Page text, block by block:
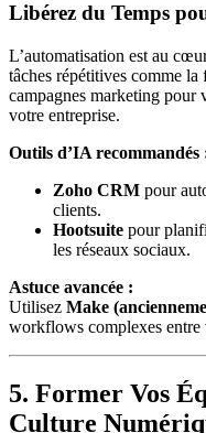
Libérez du Temps
L’automatisation est au
tâches répétitives comme
campagnes marketing pour
votre entreprise.
Outils d’IA recommandés
Zoho CRM pour
clients.
Hootsuite pour
les réseaux sociaux.
Astuce avancée :
Utilisez Make
workflows complexes entre
5. Former Vos
Culture